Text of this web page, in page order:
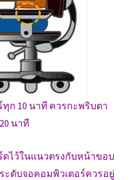
ก 10 นาที ควรกะพริบตา
นาที
ดไว้ในแนวตรงกับหน้าขอบ
ะดับจอคอมพิวเตอร์ควรอยู่